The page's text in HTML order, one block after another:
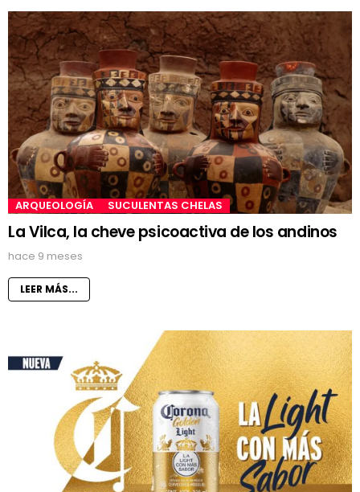
ARQUEOLOGÍA SUCULENTAS CHELAS
La Vilca, la cheve psicoactiva de los andinos
hace 9 meses
LEER MÁS...